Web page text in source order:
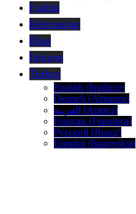
Fudela
Referanslar
Blog
İletişim
Türkçe
English (İngilizce)
Deutsch (Almanca)
العربية (Arapça)
Français (Fransızca)
Русский (Rusça)
Español (İspanyolca)